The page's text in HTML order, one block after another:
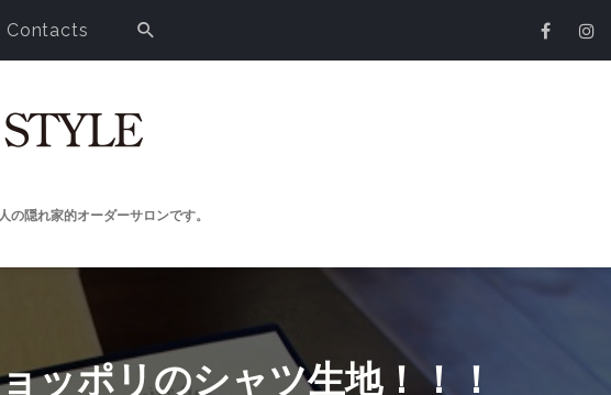
Contacts
隠れ家的オーダーサロンです。
ッポリのシャツ生地！！！